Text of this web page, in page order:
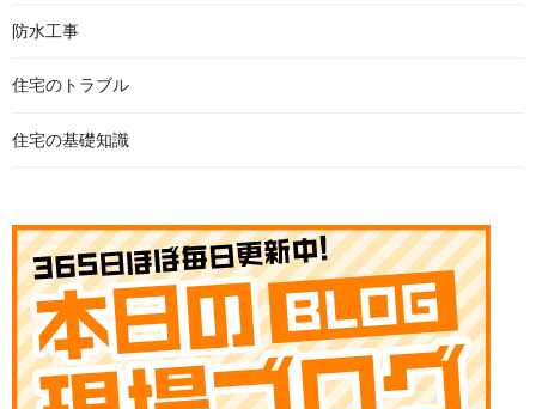
防水工事
住宅のトラブル
住宅の基礎知識